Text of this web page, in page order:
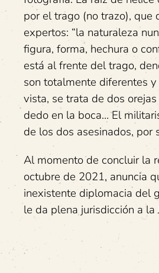
por el trago (no trazo), que
expertos: “la naturaleza
figura, forma, hechura o
está al frente del trago,
son totalmente diferentes
vista, se trata de dos
dedo en la boca… El
de los dos asesinados, por
Al momento de concluir la
octubre de 2021, anuncia
inexistente diplomacia del
le da plena jurisdicción a la